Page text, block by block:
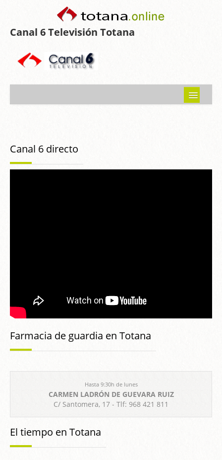
Canal 6 Televisión Totana
Programas emitidos
Canal 6 directo
Farmacia de guardia en Totana
Hasta 9:30h de lunes
CARMEN LADRÓN DE GUEVARA RUIZ
C/ Santomera, 17 - Tlf: 968 421 811
El tiempo en Totana